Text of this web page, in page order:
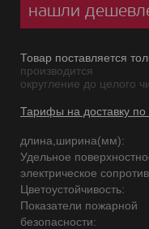
нашли
Товар поставляется
производится
округление до целого
Тарифы на доставку по
длина,ширина(мм):
Удельное
электрическое
Цветоустойчивость:
Показатели пожарной
безопасности: